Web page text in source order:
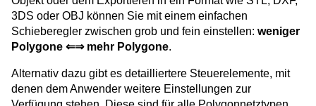
3DS oder OBJ können Sie mit einem einfachen
Schieberegler zwischen grob und fein einstellen: weniger
Polygone ⇐⇒ mehr Polygone.
Alternativ dazu gibt es detailliertere Steuerelemente, mit
denen dem Anwender weitere Einstellungen zur